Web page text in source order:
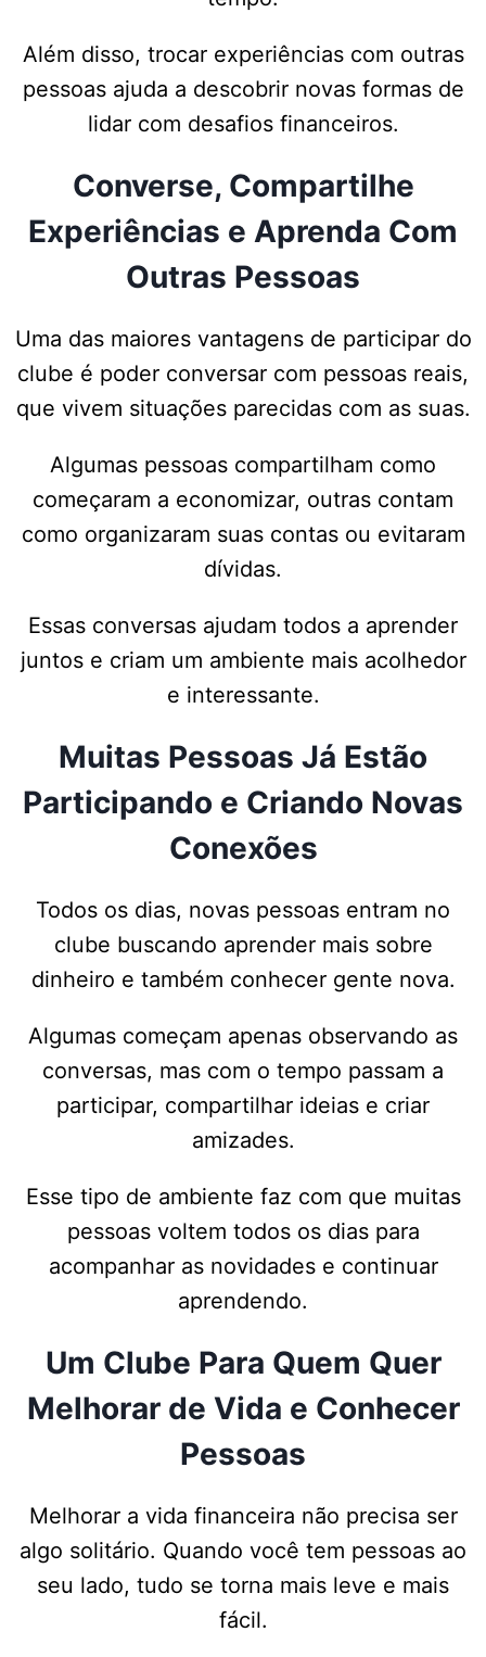
Além disso, trocar experiências com outras
pessoas ajuda a descobrir novas formas de
lidar com desafios financeiros.
Converse, Compartilhe
Experiências e Aprenda Com
Outras Pessoas
Uma das maiores vantagens de participar do
clube é poder conversar com pessoas reais,
que vivem situações parecidas com as suas.
Algumas pessoas compartilham como
começaram a economizar, outras contam
como organizaram suas contas ou evitaram
dívidas.
Essas conversas ajudam todos a aprender
juntos e criam um ambiente mais acolhedor
e interessante.
Muitas Pessoas Já Estão
Participando e Criando Novas
Conexões
Todos os dias, novas pessoas entram no
clube buscando aprender mais sobre
dinheiro e também conhecer gente nova.
Algumas começam apenas observando as
conversas, mas com o tempo passam a
participar, compartilhar ideias e criar
amizades.
Esse tipo de ambiente faz com que muitas
pessoas voltem todos os dias para
acompanhar as novidades e continuar
aprendendo.
Um Clube Para Quem Quer
Melhorar de Vida e Conhecer
Pessoas
Melhorar a vida financeira não precisa ser
algo solitário. Quando você tem pessoas ao
seu lado, tudo se torna mais leve e mais
fácil.